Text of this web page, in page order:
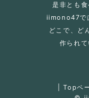
是非とも
iimono47で
どこで、ど
作られ
|Topペ